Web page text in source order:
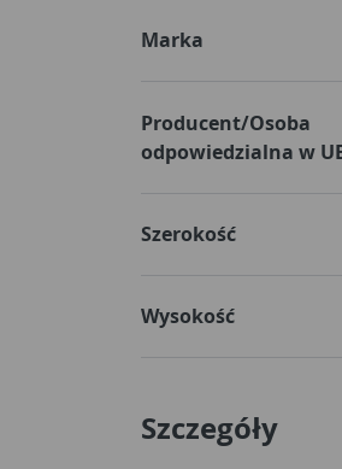
Marka
Producent/Osoba
odpowiedzialna w
Szerokość
Wysokość
Szczegóły